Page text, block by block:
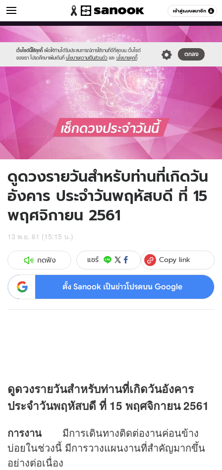
เข้าสู่ระบบสมาชิก
ดูดวง หมวดอื่นๆ
เว็บไซต์นี้ใช้คุกกี้ เพื่อให้ท่านได้รับประสบการณ์การใช้งานที่ดีที่สุดบน เว็บไซต์
ของเรา โปรดศึกษาเพิ่มเติมที่ นโยบายความเป็นส่วนตัว และ นโยบายคุกกี้
ตกลง
Sanook
//s.isanook.com/sr/0/images/logo-
new-
sanook.png
600
60
//s.isanook.com/ho/0/ud/fxd/day/daily_tuesday.png
ดูดวงรายวันสำหรับท่านที่เกิดวัน
อังคาร ประจำวันพฤหัสบดี ที่ 15
พฤศจิกายน 2561
13 พ.ย. 61 (15:15 น.)
กดฟัง แชร์ Copy link
ตั้ง Sanook เป็นข่าวโปรดบน Google
ดูดวงรายวันสำหรับท่านที่เกิดวันอังคาร
ประจำวันพฤหัสบดี ที่ 15 พฤศจิกายน 2561
การงาน มีการเดินทางติดต่องานค่อนข้าง
บ่อยในช่วงนี้ มีการวางแผนงานที่สำคัญมากขึ้น
อย่างต่อเนื่อง